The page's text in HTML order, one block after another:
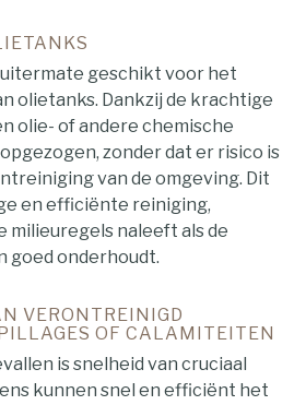
uitermate geschikt voor het
olietanks. Dankzij de krachtige
olie- of andere chemische
zonder dat er risico is
van de omgeving. Dit
en efficiënte reiniging,
milieuregels naleeft als de
onderhoudt.
VERONTREINIGD
OF CALAMITEITEN
is snelheid van cruciaal
kunnen snel en efficiënt het